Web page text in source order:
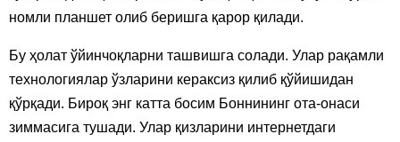
номли планшет олиб беришга қарор қилади.
Бу ҳолат ўйинчоқларни ташвишга солади. Улар рақамли
технологиялар ўзларини кераксиз қилиб қўйишидан
қўрқади. Бироқ энг катта босим Боннининг ота-онаси
зиммасига тушади. Улар қизларини интернетдаги